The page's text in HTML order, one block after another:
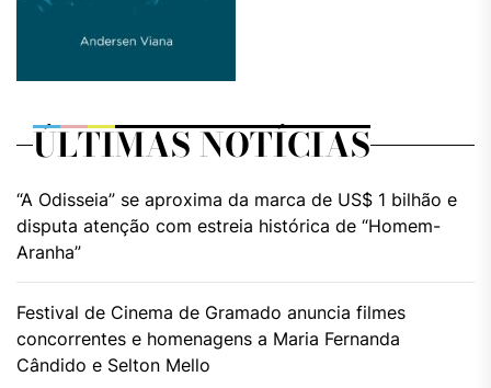
ÚLTIMAS NOTÍCIAS
“A Odisseia” se aproxima da marca de US$ 1 bilhão e
disputa atenção com estreia histórica de “Homem-
Aranha”
Festival de Cinema de Gramado anuncia filmes
concorrentes e homenagens a Maria Fernanda
Cândido e Selton Mello